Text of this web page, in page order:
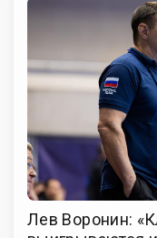
Лев Воронин: